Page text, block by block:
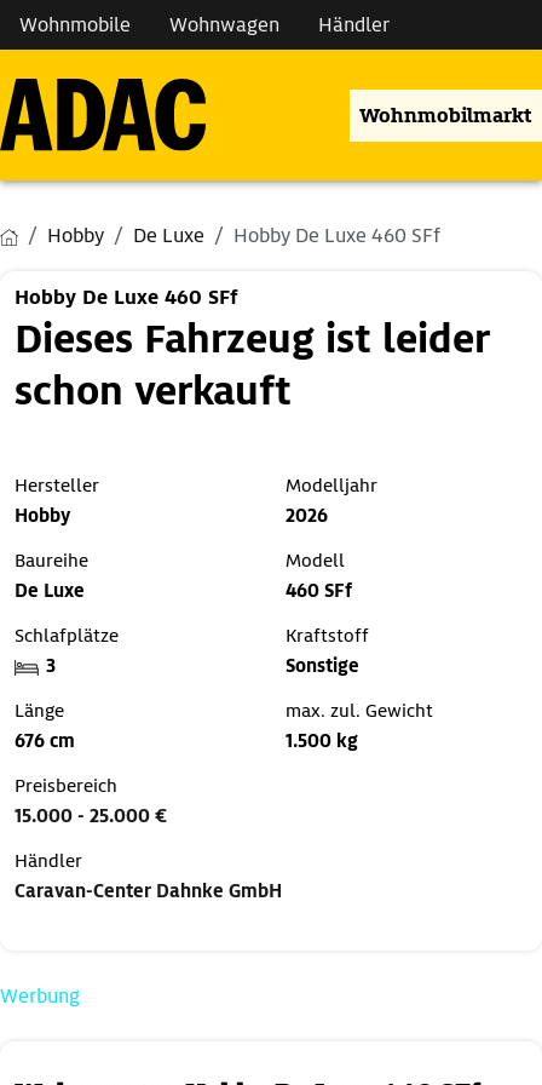
Wohnmobile Wohnwagen Händler
Wohnmobilmarkt
Hobby De Luxe Hobby De Luxe 460 SFf
Hobby De Luxe 460 SFf
Dieses Fahrzeug ist leider
schon verkauft
Hersteller
Hobby
Modelljahr
2026
Baureihe
De Luxe
Modell
460 SFf
Schlafplätze
3
Kraftstoff
Sonstige
Länge
676 cm
max. zul. Gewicht
1.500 kg
Preisbereich
15.000 - 25.000 €
Händler
Caravan-Center Dahnke GmbH
Werbung